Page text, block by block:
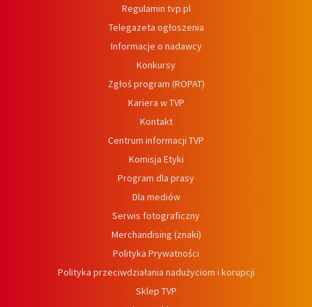
Regulamin tvp.pl
Telegazeta ogłoszenia
Informacje o nadawcy
Konkursy
Zgłoś program (ROPAT)
Kariera w TVP
Kontakt
Centrum informacji TVP
Komisja Etyki
Program dla prasy
Dla mediów
Serwis fotograficzny
Merchandising (znaki)
Polityka Prywatności
Polityka przeciwdziałania nadużyciom i korupcji
Sklep TVP